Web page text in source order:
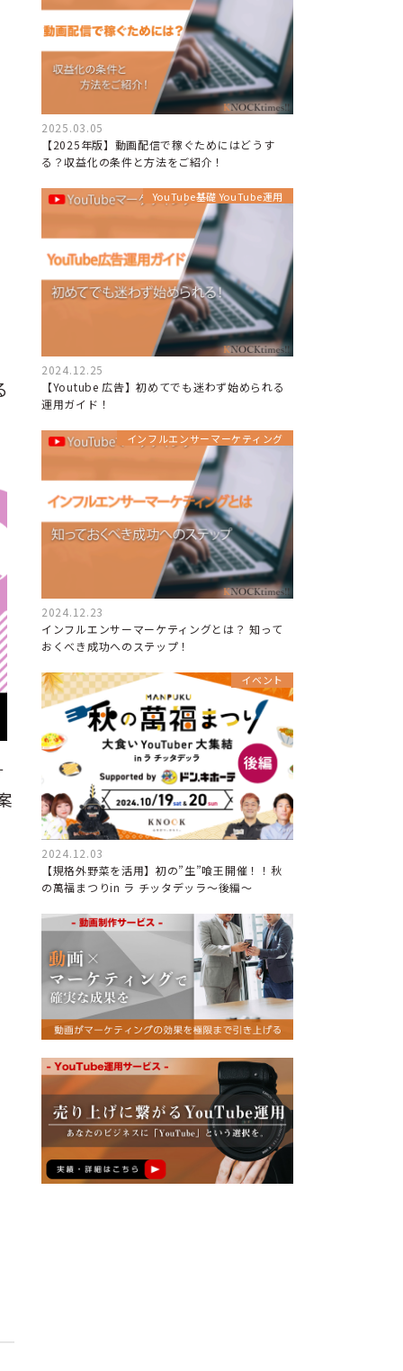
2025.03.05
【2025年版】動画配信で稼ぐためにはどうす
る？収益化の条件と方法をご紹介！
YouTube基礎 YouTube運用
2024.12.25
【Youtube 広告】初めてでも迷わず始められる
運用ガイド！
インフルエンサーマーケティング
2024.12.23
インフルエンサーマーケティングとは？ 知って
おくべき成功へのステップ！
イベント
2024.12.03
【規格外野菜を活用】初の”生”喰王開催！！秋
の萬福まつりin ラ チッタデッラ～後編～